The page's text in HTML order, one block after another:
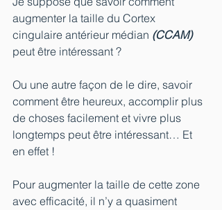
augmenter la taille du Cortex
cingulaire antérieur médian (CCAM)
peut être intéressant ?
Ou une autre façon de le dire, savoir
comment être heureux, accomplir plus
de choses facilement et vivre plus
longtemps peut être intéressant… Et
en effet !
Pour augmenter la taille de cette zone
avec efficacité, il n’y a quasiment